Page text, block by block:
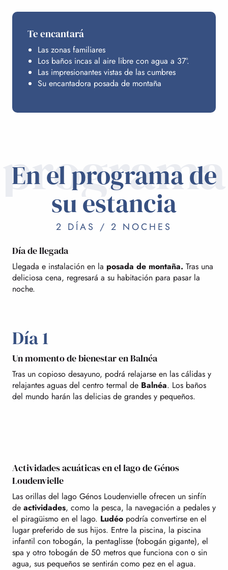
BALNÉA
Te encantará
Las zonas familiares
Los baños incas al aire libre con agua a 37°.
Las impresionantes vistas de las cumbres
Su encantadora posada de montaña
programa
En el programa de
su estancia
2 DÍAS / 2 NOCHES
Día de llegada
Llegada e instalación en la posada de montaña. Tras una
deliciosa cena, regresará a su habitación para pasar la
noche.
Día 1
Un momento de bienestar en Balnéa
Tras un copioso desayuno, podrá relajarse en las cálidas y
relajantes aguas del centro termal de Balnéa. Los baños
del mundo harán las delicias de grandes y pequeños.
Actividades acuáticas en el lago de Génos
Loudenvielle
Las orillas del lago Génos Loudenvielle ofrecen un sinfín
de actividades, como la pesca, la navegación a pedales y
el piragüismo en el lago. Ludéo podría convertirse en el
lugar preferido de sus hijos. Entre la piscina, la piscina
infantil con tobogán, la pentaglisse (tobogán gigante), el
spa y otro tobogán de 50 metros que funciona con o sin
agua, sus pequeños se sentirán como pez en el agua.